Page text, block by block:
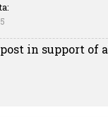
post in support